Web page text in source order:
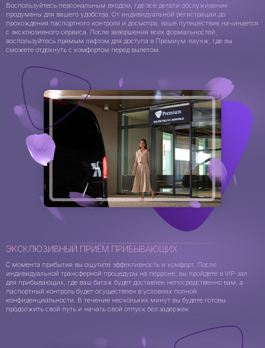
Воспользуйтесь персональным входом, где все детали обслуживания
продуманы для вашего удобства. От индивидуальной регистрации до
прохождения паспортного контроля и досмотра, ваше путешествие начинается
с эксклюзивного сервиса. После завершения всех формальностей,
воспользуйтесь прямым лифтом для доступа в Премиум-лаунж, где вы
сможете отдохнуть с комфортом перед вылетом.
ЭКСКЛЮЗИВНЫЙ ПРИЁМ ПРИБЫВАЮЩИХ
С момента прибытия вы ощутите эффективность и комфорт. После
индивидуальной трансферной процедуры на перроне, вы пройдете в VIP-зал
для прибывающих, где ваш багаж будет доставлен непосредственно вам, а
паспортный контроль будет осуществлен в условиях полной
конфиденциальности. В течение нескольких минут вы будете готовы
продолжить свой путь и начать свой отпуск без задержек.